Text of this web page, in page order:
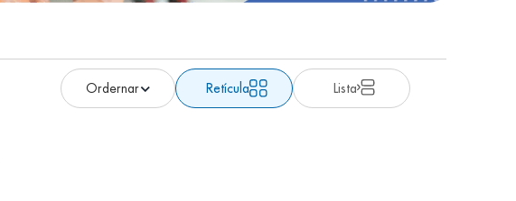
Retícula Lista